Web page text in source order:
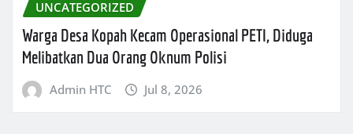
UNCATEGORIZED
Warga Desa Kopah Kecam Operasional PETI, Diduga
Melibatkan Dua Orang Oknum Polisi
Admin HTC Jul 8, 2026